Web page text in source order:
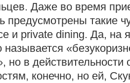
Даже во время
предусмотрены такие
и private dining. Да, на
называется
но в действительности
конечно, но ей,